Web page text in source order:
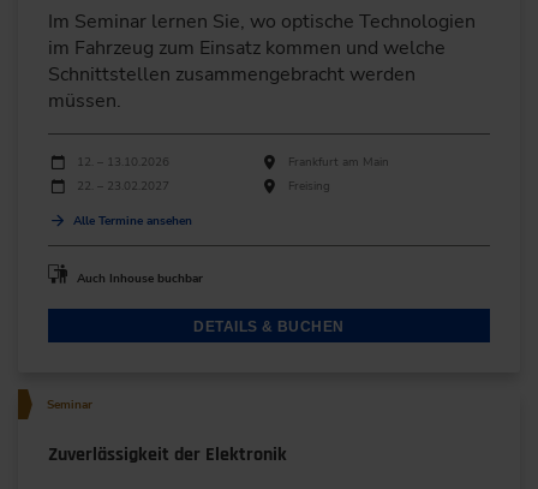
Im Seminar lernen Sie, wo optische Technologien
im Fahrzeug zum Einsatz kommen und welche
Schnittstellen zusammengebracht werden
müssen.
Durchführungen
Veranstaltungsdatum Veranstaltungsort
12. – 13.10.2026
Frankfurt am Main
22. – 23.02.2027
Freising
Alle Termine ansehen
Auch Inhouse buchbar
DETAILS & BUCHEN
Seminar
Zuverlässigkeit der Elektronik